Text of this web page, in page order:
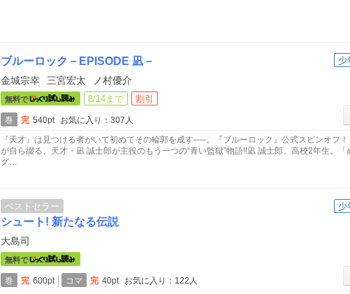
少
ブルーロック－EPISODE 凪－
金城宗幸 三宮宏太 ノ村優介
無料で 8/14まで 割引
巻 完 540pt
お気に入り：307人
『天才』は見つける者がいて初めてその輪郭を成す──。『ブルーロック』公式スピンオフ
が自ら綴る、天才・凪 誠士郎が主役のもう一つの“青い監獄”物語!!凪 誠士郎、高校2年生。「
グ…
少
ベストセラー
シュート! 新たなる伝説
大島司
無料で
巻 完 600pt コマ 完 40pt
お気に入り：122人